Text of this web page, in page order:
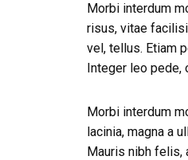
Morbi interdum
risus, vitae
vel, tellus. Etiam
Integer leo pede,
Morbi interdum
lacinia, magna a
Mauris nibh felis,